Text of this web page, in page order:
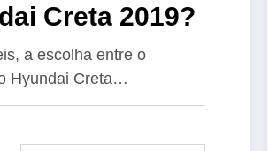
Creta 2019?
a escolha entre o
Hyundai Creta…